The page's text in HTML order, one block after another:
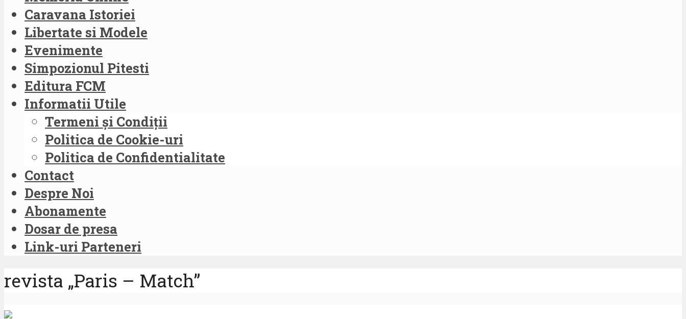
Caravana Istoriei
Libertate si Modele
Evenimente
Simpozionul Pitesti
Editura FCM
Informatii Utile
Termeni și Condiții
Politica de Cookie-uri
Politica de Confidentialitate
Contact
Despre Noi
Abonamente
Dosar de presa
Link-uri Parteneri
revista „Paris – Match”